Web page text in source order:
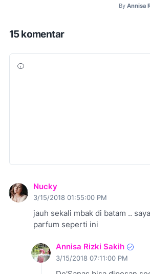
By Annisa
15 komentar
Nucky
3/15/2018 01:55:00 PM
jauh sekali mbak di batam ..
parfum seperti ini
Annisa Rizki Sakih
3/15/2018 07:11:00 PM